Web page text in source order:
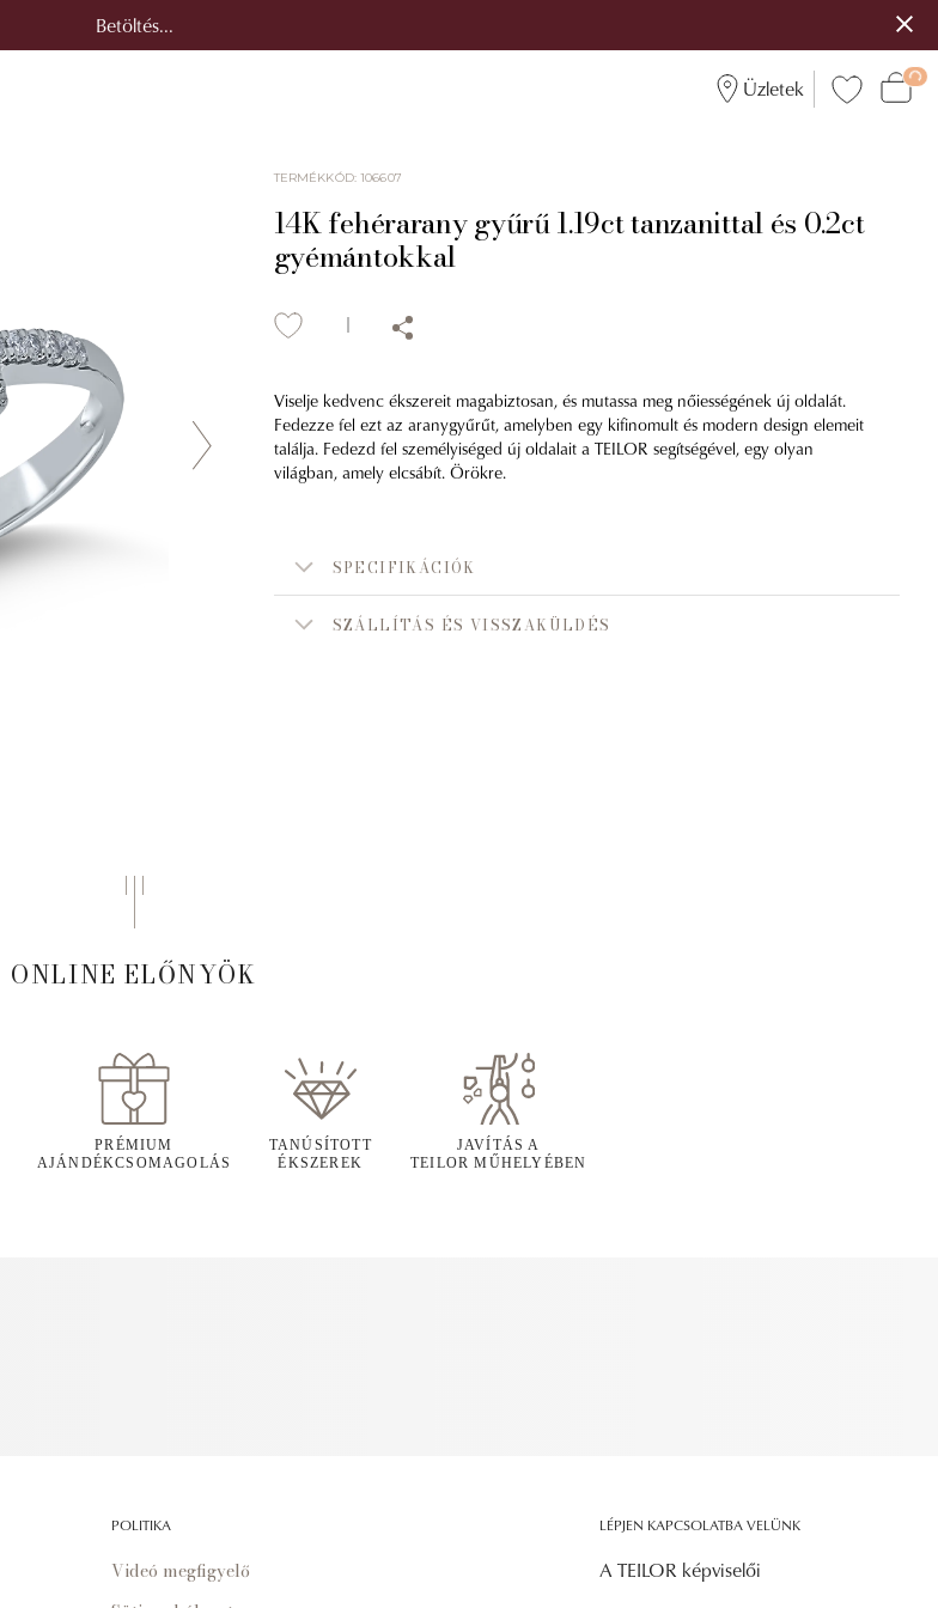
Betöltés...
Üzletek
TERMÉKKÓD:106607
14K fehérarany gyűrű 1.19ct tanzanittal és 0.2ct
gyémántokkal
Viselje kedvenc ékszereit magabiztosan, és mutassa meg nőiességének új oldalát.
Fedezze fel ezt az aranygyűrűt, amelyben egy kifinomult és modern design elemeit
találja. Fedezd fel személyiséged új oldalait a TEILOR segítségével, egy olyan
világban, amely elcsábít. Örökre.
SPECIFIKÁCIÓK
SZÁLLÍTÁS ÉS VISSZAKÜLDÉS
ONLINE ELŐNYÖK
PRÉMIUM
AJÁNDÉKCSOMAGOLÁS
TANÚSÍTOTT
ÉKSZEREK
JAVÍTÁS A
TEILOR MŰHELYÉBEN
POLITIKA
Videó megfigyelő
LÉPJEN KAPCSOLATBA VELÜNK
A TEILOR képviselői